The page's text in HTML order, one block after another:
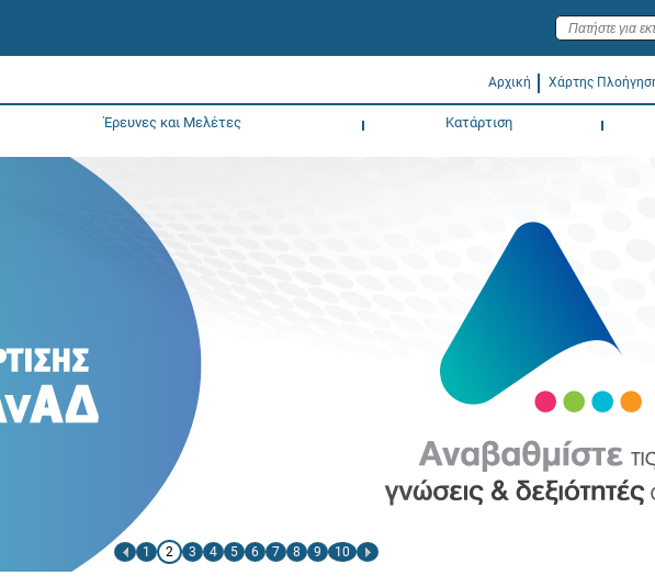
Αρχική Χάρτης
Έρευνες και Μελέτες Κατάρτιση
1 2 3 4 5 6 7 8 9 10